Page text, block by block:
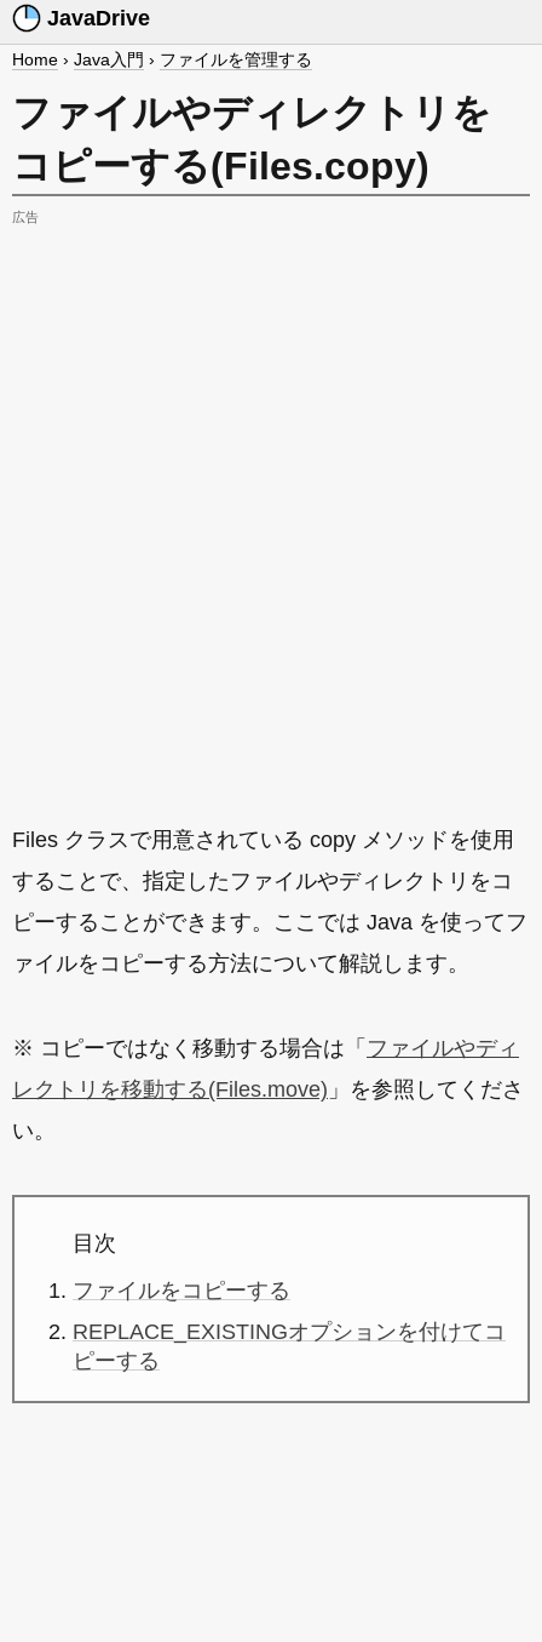
JavaDrive
Home › Java入門 › ファイルを管理する
ファイルやディレクトリを
コピーする(Files.copy)
広告
Files クラスで用意されている copy メソッドを使用
することで、指定したファイルやディレクトリをコ
ピーすることができます。ここでは Java を使ってフ
ァイルをコピーする方法について解説します。
※ コピーではなく移動する場合は「 ファイルやディ
レクトリを移動する(Files.move) 」を参照してくださ
い。
目次
ファイルをコピーする
REPLACE_EXISTINGオプションを付けてコ
ピーする